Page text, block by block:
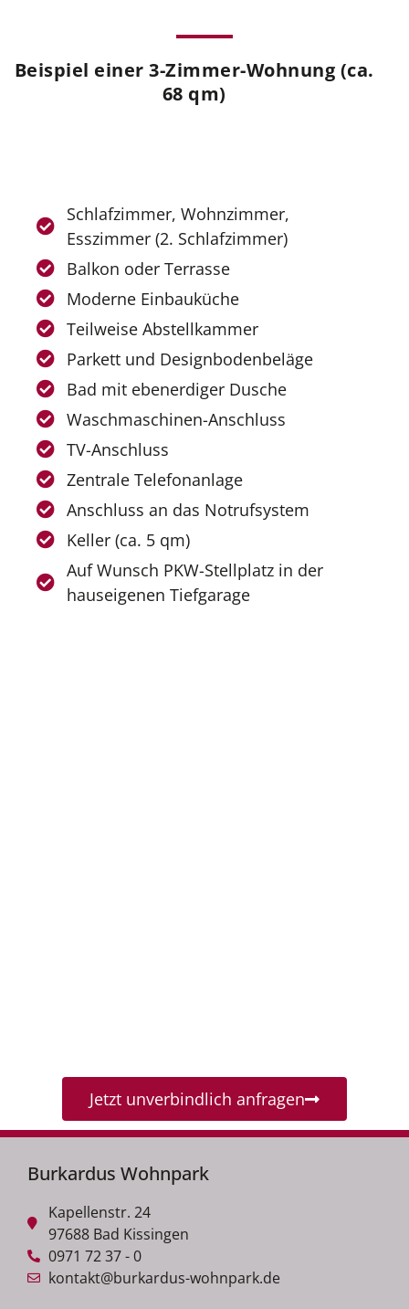
Beispiel einer 3-Zimmer-Wohnung (ca.
68 qm)
Schlafzimmer, Wohnzimmer,
Esszimmer (2. Schlafzimmer)
Balkon oder Terrasse
Moderne Einbauküche
Teilweise Abstellkammer
Parkett und Designbodenbeläge
Bad mit ebenerdiger Dusche
Waschmaschinen-Anschluss
TV-Anschluss
Zentrale Telefonanlage
Anschluss an das Notrufsystem
Keller (ca. 5 qm)
Auf Wunsch PKW-Stellplatz in der
hauseigenen Tiefgarage
Jetzt unverbindlich anfragen
Burkardus Wohnpark
Kapellenstr. 24
97688 Bad Kissingen
0971 72 37 - 0
kontakt@burkardus-wohnpark.de